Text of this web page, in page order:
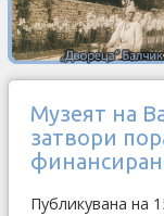
Музеят на
затвори
Публикувана на